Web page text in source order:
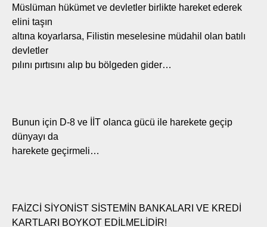
Müslüman hükümet ve devletler birlikte hareket ederek
elini taşın
altına koyarlarsa, Filistin meselesine müdahil olan batılı
devletler
pılını pırtısını alıp bu bölgeden gider…
Bunun için D-8 ve İİT olanca gücü ile harekete geçip
dünyayı da
harekete geçirmeli…
FAİZCİ SİYONİST SİSTEMİN BANKALARI VE KREDİ
KARTLARI BOYKOT EDİLMELİDİR!